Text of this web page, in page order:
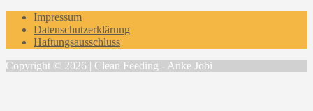
Impressum
Datenschutzerklärung
Haftungsausschluss
Copyright © 2026 | Clean Feeding - Anke Jobi